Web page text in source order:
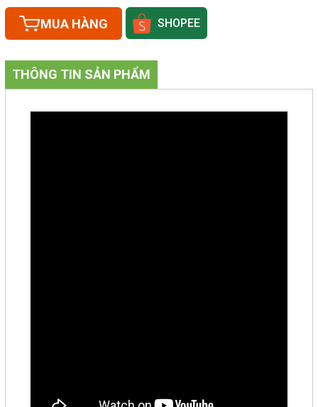
MUA HÀNG SHOPEE
THÔNG TIN SẢN PHẨM